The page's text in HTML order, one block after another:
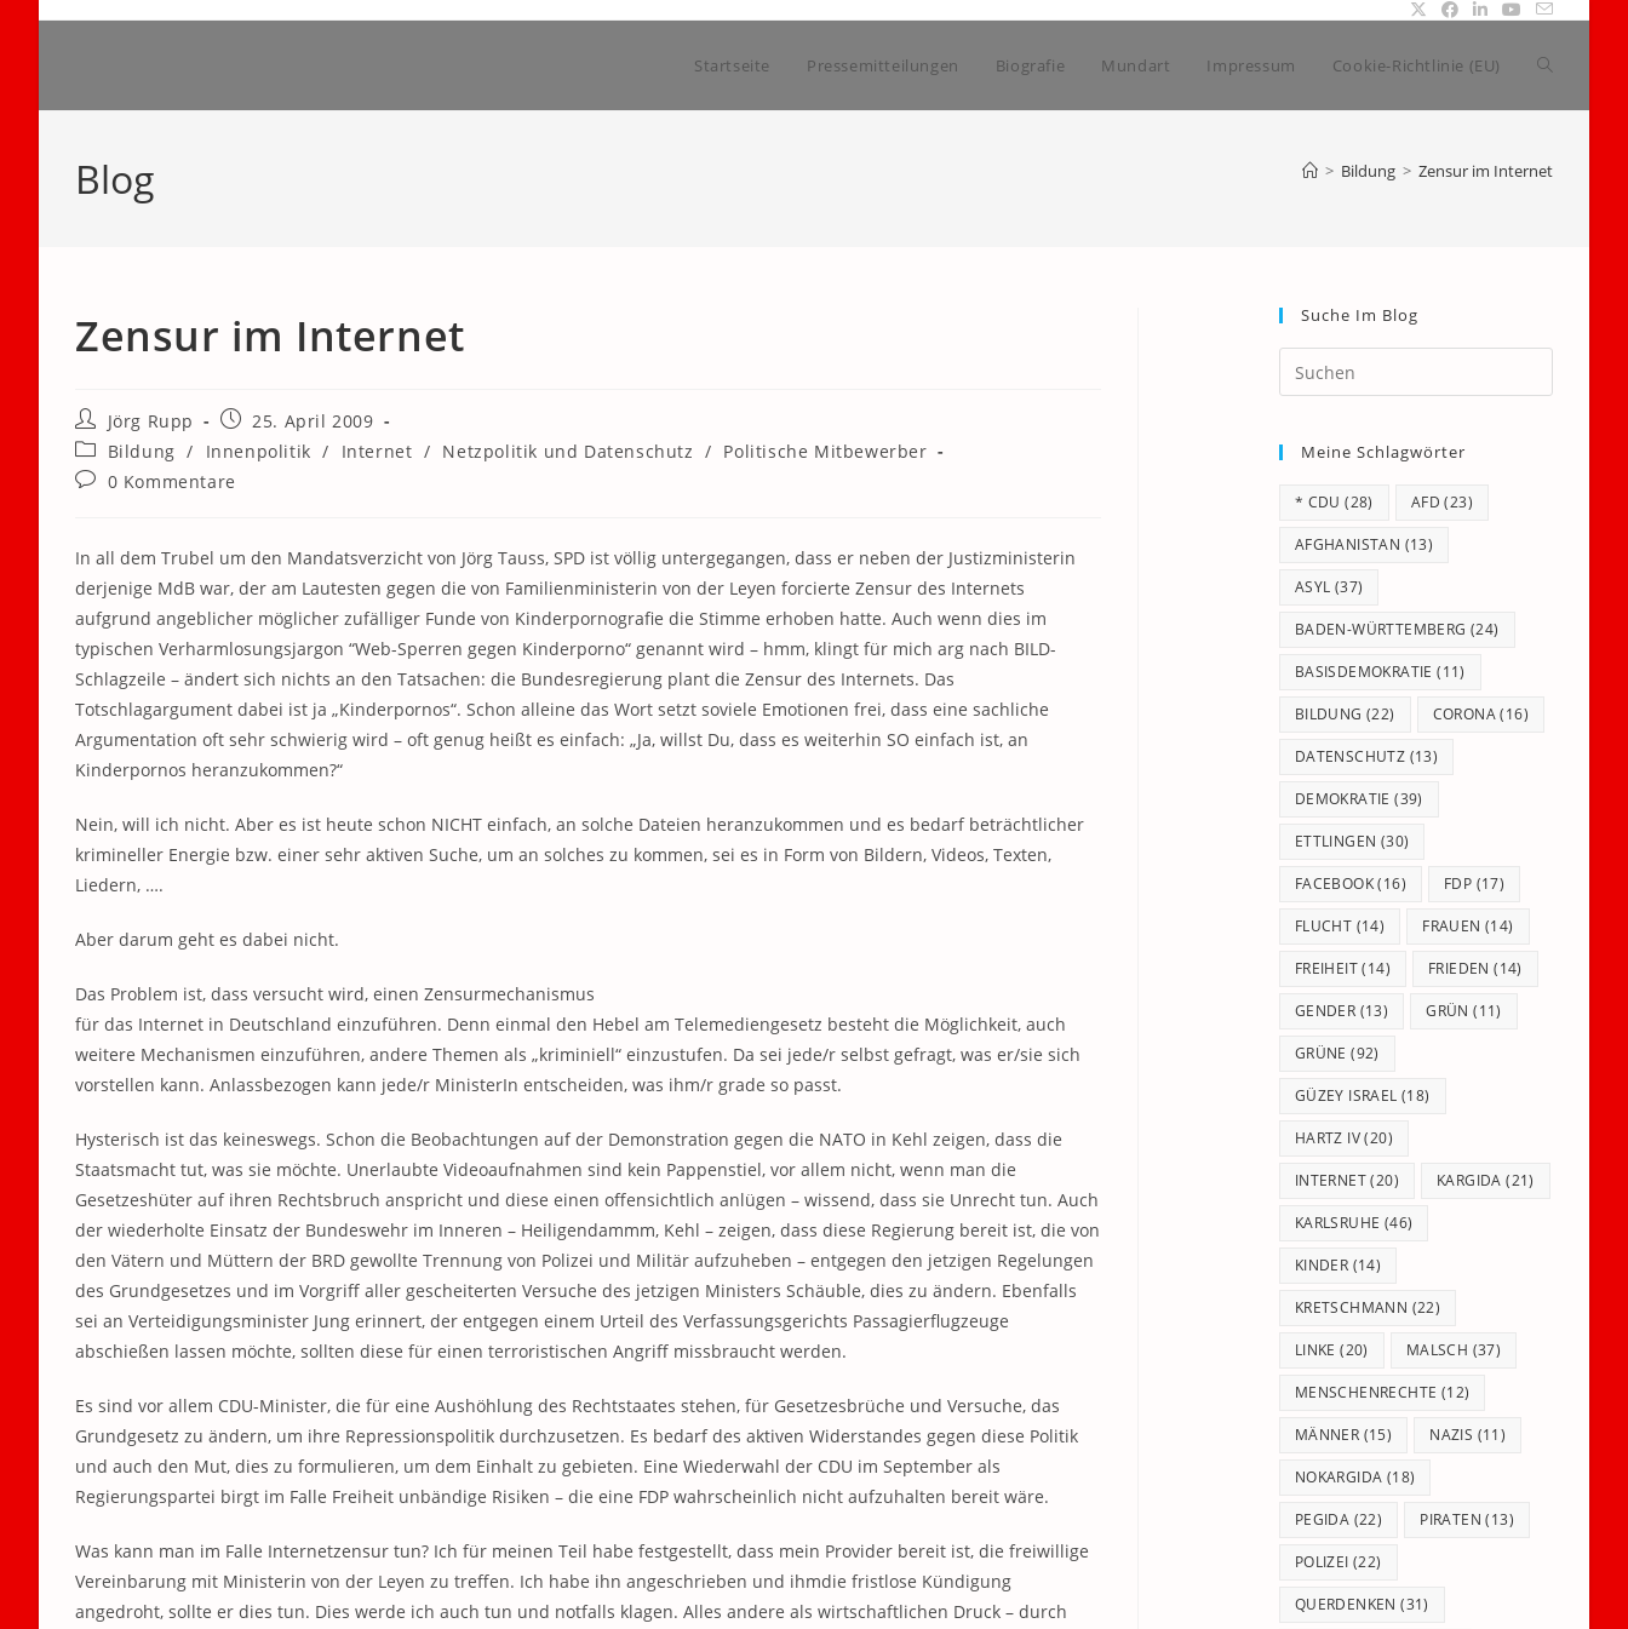
Startseite Pressemitteilungen Biografie Mundart Impressum Cookie-Richtlinie (EU) Website-
Blog > Bildung > Zensur im Internet
Zensur im Internet
Beitrags-
Autor:
Jörg Rupp
Beitrag
veröffentlicht:
25. April 2009
Beitrags-
Kategorie:
Bildung / Innenpolitik / Internet / Netzpolitik und Datenschutz / Politische Mitbewerber
Beitrags-
0 Kommentare
In all dem Trubel um den Mandatsverzicht von Jörg Tauss, SPD ist völlig untergegangen, dass er neben der Justizministerin
derjenige MdB war, der am Lautesten gegen die von Familienministerin von der Leyen forcierte Zensur des Internets
aufgrund angeblicher möglicher zufälliger Funde von Kinderpornografie die Stimme erhoben hatte. Auch wenn dies im
typischen Verharmlosungsjargon “Web-Sperren gegen Kinderporno“ genannt wird – hmm, klingt für mich arg nach BILD-
Schlagzeile – ändert sich nichts an den Tatsachen: die Bundesregierung plant die Zensur des Internets. Das
Totschlagargument dabei ist ja „Kinderpornos“. Schon alleine das Wort setzt soviele Emotionen frei, dass eine sachliche
Argumentation oft sehr schwierig wird – oft genug heißt es einfach: „Ja, willst Du, dass es weiterhin SO einfach ist, an
Kinderpornos heranzukommen?“
Nein, will ich nicht. Aber es ist heute schon NICHT einfach, an solche Dateien heranzukommen und es bedarf beträchtlicher
krimineller Energie bzw. einer sehr aktiven Suche, um an solches zu kommen, sei es in Form von Bildern, Videos, Texten,
Liedern, ….
Aber darum geht es dabei nicht.
Das Problem ist, dass versucht wird, einen Zensurmechanismus
für das Internet in Deutschland einzuführen. Denn einmal den Hebel am Telemediengesetz besteht die Möglichkeit, auch
weitere Mechanismen einzuführen, andere Themen als „kriminiell“ einzustufen. Da sei jede/r selbst gefragt, was er/sie sich
vorstellen kann. Anlassbezogen kann jede/r MinisterIn entscheiden, was ihm/r grade so passt.
Hysterisch ist das keineswegs. Schon die Beobachtungen auf der Demonstration gegen die NATO in Kehl zeigen, dass die
Staatsmacht tut, was sie möchte. Unerlaubte Videoaufnahmen sind kein Pappenstiel, vor allem nicht, wenn man die
Gesetzeshüter auf ihren Rechtsbruch anspricht und diese einen offensichtlich anlügen – wissend, dass sie Unrecht tun. Auch
der wiederholte Einsatz der Bundeswehr im Inneren – Heiligendammm, Kehl – zeigen, dass diese Regierung bereit ist, die von
den Vätern und Müttern der BRD gewollte Trennung von Polizei und Militär aufzuheben – entgegen den jetzigen Regelungen
des Grundgesetzes und im Vorgriff aller gescheiterten Versuche des jetzigen Ministers Schäuble, dies zu ändern. Ebenfalls
sei an Verteidigungsminister Jung erinnert, der entgegen einem Urteil des Verfassungsgerichts Passagierflugzeuge
abschießen lassen möchte, sollten diese für einen terroristischen Angriff missbraucht werden.
Es sind vor allem CDU-Minister, die für eine Aushöhlung des Rechtstaates stehen, für Gesetzesbrüche und Versuche, das
Grundgesetz zu ändern, um ihre Repressionspolitik durchzusetzen. Es bedarf des aktiven Widerstandes gegen diese Politik
und auch den Mut, dies zu formulieren, um dem Einhalt zu gebieten. Eine Wiederwahl der CDU im September als
Regierungspartei birgt im Falle Freiheit unbändige Risiken – die eine FDP wahrscheinlich nicht aufzuhalten bereit wäre.
Was kann man im Falle Internetzensur tun? Ich für meinen Teil habe festgestellt, dass mein Provider bereit ist, die freiwillige
Vereinbarung mit Ministerin von der Leyen zu treffen. Ich habe ihn angeschrieben und ihmdie fristlose Kündigung
angedroht, sollte er dies tun. Dies werde ich auch tun und notfalls klagen. Alles andere als wirtschaftlichen Druck – durch
Suche Im Blog
Escape
Meine Schlagwörter
* CDU (28) AFD (23)
AFGHANISTAN (13)
ASYL (37)
BADEN-WÜRTTEMBERG (24)
BASISDEMOKRATIE (11)
BILDUNG (22) CORONA(16)
DATENSCHUTZ (13)
DEMOKRATIE (39)
ETTLINGEN (30)
FACEBOOK(16) FDP (17)
FLUCHT (14) FRAUEN (14)
FREIHEIT(14) FRIEDEN (14)
GENDER (13) GRÜN (11)
GRÜNE (92)
GÜZEY ISRAEL (18)
HARTZ IV(20)
INTERNET(20) KARGIDA (21)
KARLSRUHE (46)
KINDER (14)
KRETSCHMANN (22)
LINKE (20) MALSCH (37)
MENSCHENRECHTE (12)
MÄNNER (15) NAZIS (11)
NOKARGIDA (18)
PEGIDA (22) PIRATEN (13)
POLIZEI (22)
QUERDENKEN (31)